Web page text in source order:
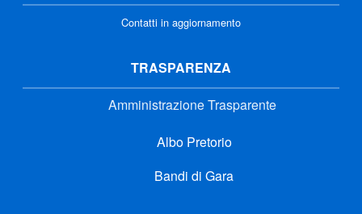
Contatti in aggiornamento
TRASPARENZA
Amministrazione Trasparente
Albo Pretorio
Bandi di Gara